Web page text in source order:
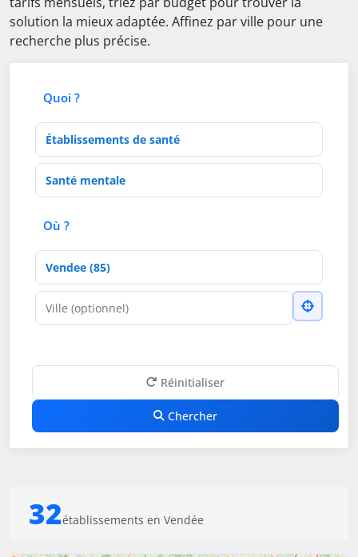
solution la mieux adaptée. Affinez par ville pour une
recherche plus précise.
Quoi ?
Type d'établissement
Activités de soins
Où ?
Département
Ville
Réinitialiser
Chercher
32établissements en Vendée